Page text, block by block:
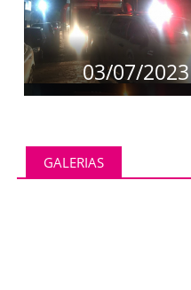
03/07/2023
GALERIAS